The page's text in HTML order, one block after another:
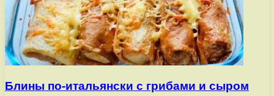
Блины по-итальянски с грибами и сыром